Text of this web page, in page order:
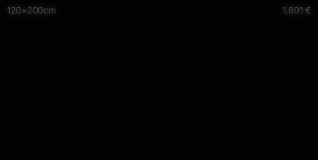
120×200cm 1.801 €